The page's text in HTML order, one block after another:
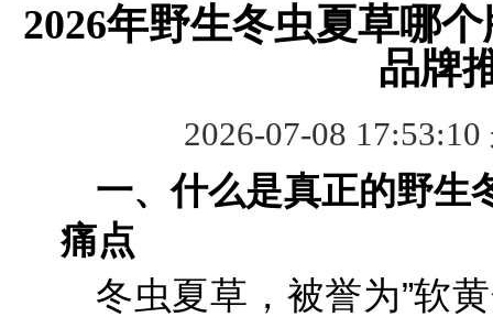
2026年野生冬虫夏草哪
品牌
2026-07-08
一、什么是真正的野生
痛点
冬虫夏草，被誉为”软